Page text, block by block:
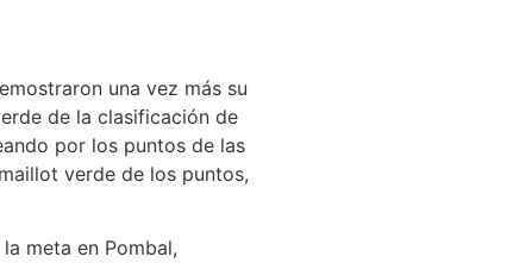
una vez más su
de la clasificación de
por los puntos de las
verde de los puntos,
meta en Pombal,